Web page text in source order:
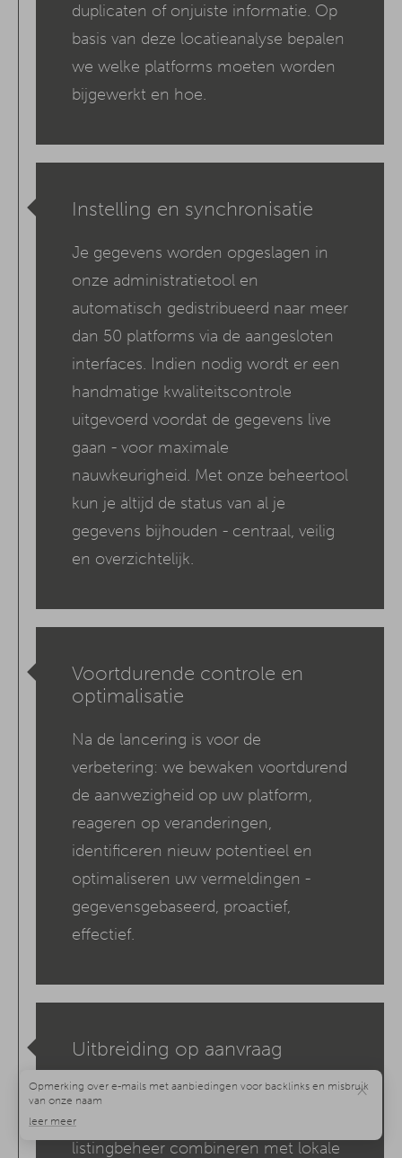
duplicaten of onjuiste informatie. Op
basis van deze locatieanalyse bepalen
we welke platforms moeten worden
bijgewerkt en hoe.
Instelling en synchronisatie
Je gegevens worden opgeslagen in
onze administratietool en
automatisch gedistribueerd naar meer
dan 50 platforms via de aangesloten
interfaces. Indien nodig wordt er een
handmatige kwaliteitscontrole
uitgevoerd voordat de gegevens live
gaan - voor maximale
nauwkeurigheid. Met onze beheertool
kun je altijd de status van al je
gegevens bijhouden - centraal, veilig
en overzichtelijk.
Voortdurende controle en
optimalisatie
Na de lancering is voor de
verbetering: we bewaken voortdurend
de aanwezigheid op uw platform,
reageren op veranderingen,
identificeren nieuw potentieel en
optimaliseren uw vermeldingen -
gegevensgebaseerd, proactief,
effectief.
Uitbreiding op aanvraag
Wil je meer zichtbaarheid? Geen
probleem. Op verzoek kunnen we
listingbeheer combineren met lokale
×